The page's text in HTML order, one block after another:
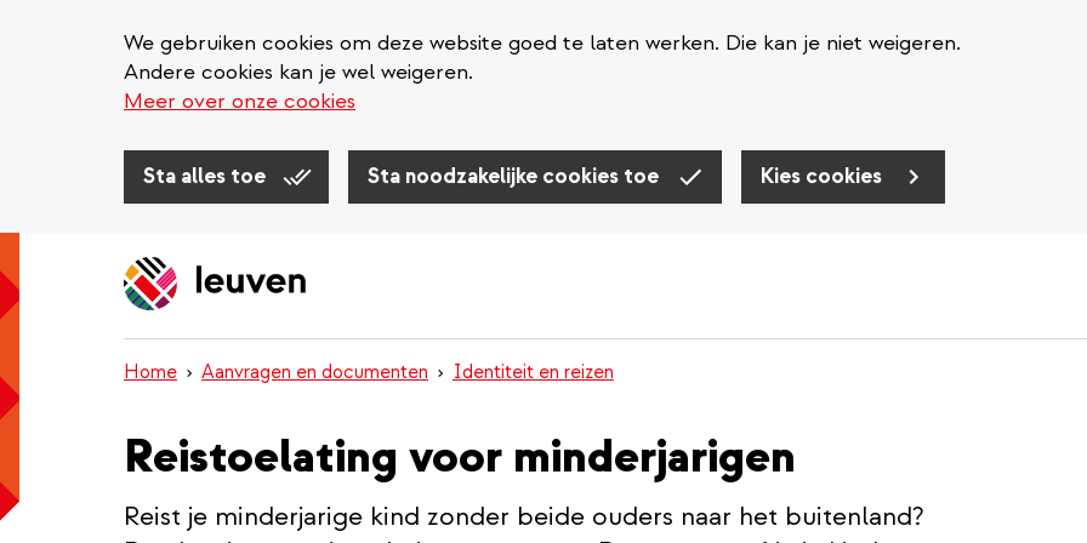
We gebruiken cookies om deze website goed te laten werken. Die kan je niet weigeren.
Andere cookies kan je wel weigeren.
Meer over onze cookies
Sta alles toe Sta noodzakelijke cookies toe Kies cookies
Home Aanvragen en documenten Identiteit en reizen
Reistoelating voor minderjarigen
Reist je minderjarige kind zonder beide ouders naar het buitenland?